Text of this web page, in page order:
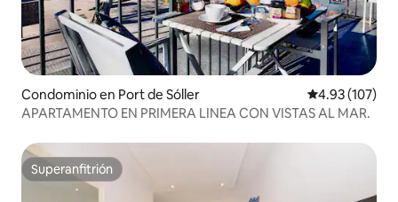
Condominio en Port de Sóller Calificación
4.93 (107)
APARTAMENTO EN PRIMERA LINEA CON VISTAS AL MAR.
Superanfitrión
Superanfitrión